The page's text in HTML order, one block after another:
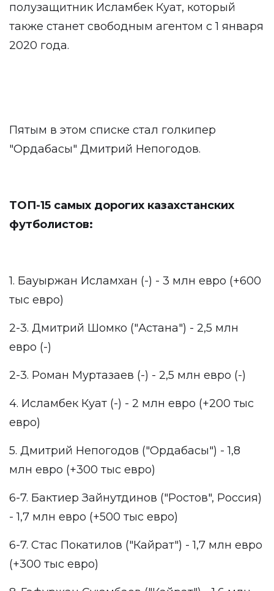
полузащитник Исламбек Куат, который
также станет свободным агентом с 1 января
2020 года.
Пятым в этом списке стал голкипер
"Ордабасы" Дмитрий Непогодов.
ТОП-15 самых дорогих казахстанских
футболистов:
1. Бауыржан Исламхан (-) - 3 млн евро (+600
тыс евро)
2-3. Дмитрий Шомко ("Астана") - 2,5 млн
евро (-)
2-3. Роман Муртазаев (-) - 2,5 млн евро (-)
4. Исламбек Куат (-) - 2 млн евро (+200 тыс
евро)
5. Дмитрий Непогодов ("Ордабасы") - 1,8
млн евро (+300 тыс евро)
6-7. Бактиер Зайнутдинов ("Ростов", Россия)
- 1,7 млн евро (+500 тыс евро)
6-7. Стас Покатилов ("Кайрат") - 1,7 млн евро
(+300 тыс евро)